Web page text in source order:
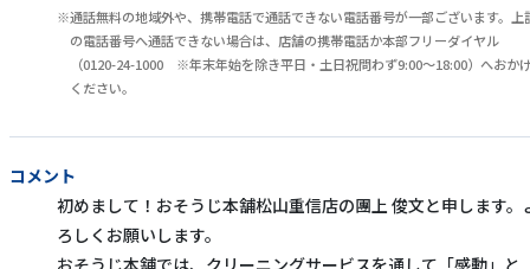
通話無料の地域外や、携帯電話で通話できない電話番号が一部ございます。上
の電話番号へ通話できない場合は、店舗の携帯電話か本部フリーダイヤル
（0120-24-1000 ※年末年始を除き平日・土日祝問わず9:00～18:00）へおか
ください。
コメント
初めまして！おそうじ本舗松山重信店の團上 俊文と申します。
ろしくお願いします。